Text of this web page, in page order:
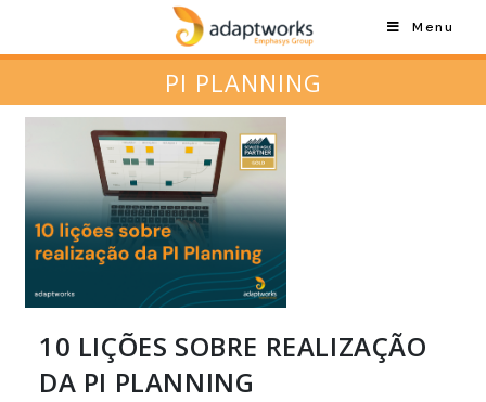
Menu
PI PLANNING
10 LIÇÕES SOBRE REALIZAÇÃO
DA PI PLANNING